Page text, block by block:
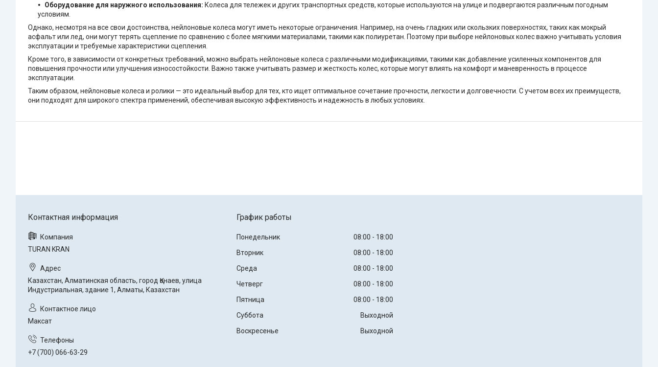
Оборудование для наружного использования: Колеса для тележек и других транспортных средств, которые используются на улице и подвергаются различным погодным
условиям.
Однако, несмотря на все свои достоинства, нейлоновые колеса могут иметь некоторые ограничения. Например, на очень гладких или скользких поверхностях, таких как мокрый
асфальт или лед, они могут терять сцепление по сравнению с более мягкими материалами, такими как полиуретан. Поэтому при выборе нейлоновых колес важно учитывать условия
эксплуатации и требуемые характеристики сцепления.
Кроме того, в зависимости от конкретных требований, можно выбрать нейлоновые колеса с различными модификациями, такими как добавление усиленных компонентов для
повышения прочности или улучшения износостойкости. Важно также учитывать размер и жесткость колес, которые могут влиять на комфорт и маневренность в процессе
эксплуатации.
Таким образом, нейлоновые колеса и ролики — это идеальный выбор для тех, кто ищет оптимальное сочетание прочности, легкости и долговечности. С учетом всех их преимуществ,
они подходят для широкого спектра применений, обеспечивая высокую эффективность и надежность в любых условиях.
TURAN KRAN
Казахстан, Алматинская область, город Қонаев, улица
Индустриальная, здание 1, Алматы, Казахстан
Максат
+7 (700) 066-63-29
График работы
Понедельник 08:00
18:00
Вторник
08:00
18:00
Среда
08:00
18:00
Четверг
08:00
18:00
Пятница
08:00
18:00
Суббота
Выходной
Воскресенье
Выходной